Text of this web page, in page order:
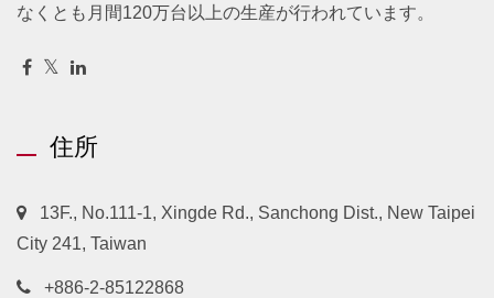
なくとも月間120万台以上の生産が行われています。
住所
13F., No.111-1, Xingde Rd., Sanchong Dist., New Taipei
City 241, Taiwan
+886-2-85122868